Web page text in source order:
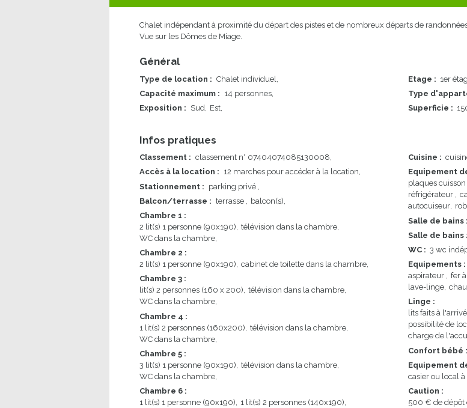
Chalet indépendant à proximité du départ des pistes et de nombreux départs de
Vue sur les Dômes de Miage.
Général
Type de location : Chalet individuel
Capacité maximum : 14 personnes
Exposition : Sud Est
Etage : 1er
Type
Superficie :
Infos pratiques
Classement : classement n° 07404074085130008
Accès à la location : 12 marches pour accéder à la location
Stationnement : parking privé
Balcon/terrasse : terrasse
balcon(s)
Chambre 1 :
2 lit(s) 1 personne (90x190) télévision dans la chambre
WC dans la chambre
Chambre 2 :
2 lit(s) 1 personne (90x190) cabinet de toilette dans la chambre
Chambre 3 :
lit(s) 2 personnes (160 x 200) télévision dans la chambre
WC dans la chambre
Chambre 4 :
1 lit(s) 2 personnes (160x200) télévision dans la chambre
WC dans la chambre
Chambre 5 :
3 lit(s) 1 personne (90x190) télévision dans la chambre
WC dans la chambre
Chambre 6 :
1
lit(s) 1 personne (90x190) 1
lit(s) 2 personnes (140x190)
Cuisine :
Equipement
plaques
réfrigérateur
autocuiseur
Salle de bains :
Salle de bains
WC : 3 wc
Equipements :
aspirateur
fer
lave-linge
Linge :
lits faits à
possibilité de
charge de
Confort bébé :
Equipement
casier ou local à
Caution :
500 € de dépôt